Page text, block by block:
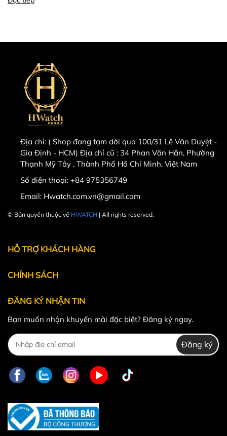
Địa chỉ: ( Shop đang tạm dời qua 100/31 Lê Văn Duyệt -
Gia Định - HCM) Địa chỉ cũ : 34 Phan Văn Hân, Phường
Thạnh Mỹ Tây , Thành Phố Hồ Chí Minh, Việt Nam
Số điện thoại: +84 975356749
Email: Hwatch.com.vn@gmail.com
© Bản quyền thuộc về HWATCH | All rights reserved.
HỖ TRỢ KHÁCH HÀNG
CHÍNH SÁCH
ĐĂNG KÝ NHẬN TIN
Bạn muốn nhận khuyến mãi đặc biệt? Đăng ký ngay.
Đăng ký